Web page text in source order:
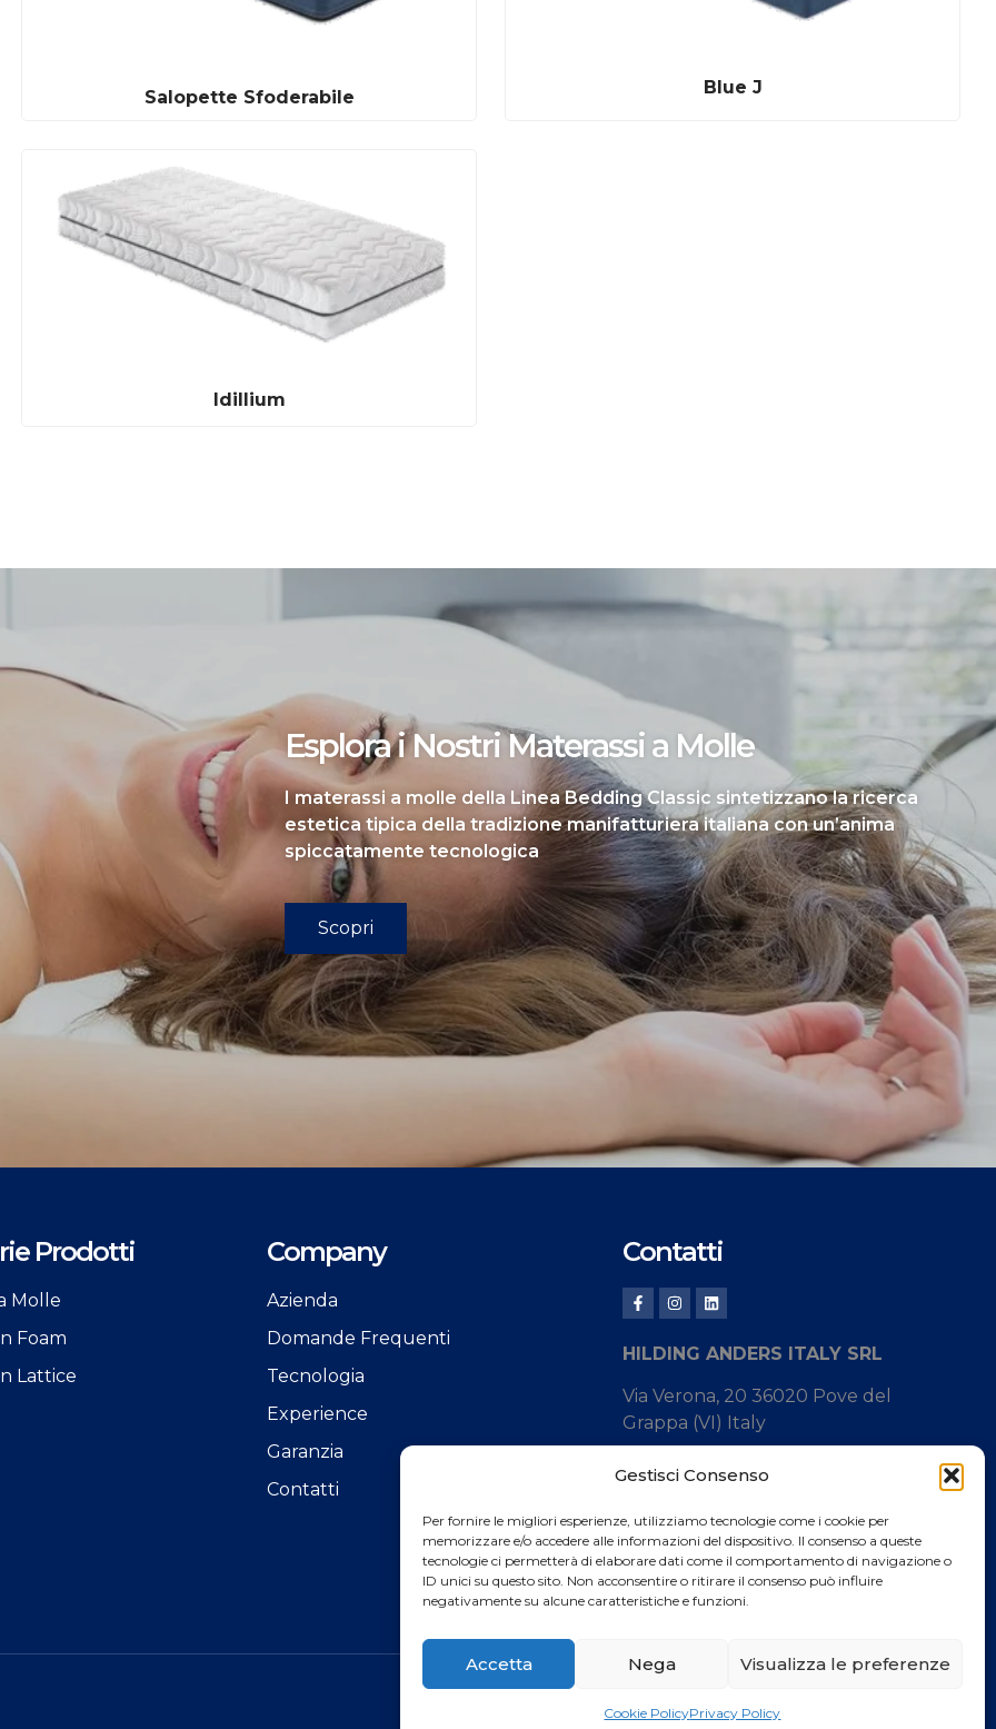
Gestisci Consenso
Per fornire le migliori esperienze, utilizziamo tecnologie come i cookie per
memorizzare e/o accedere alle informazioni del dispositivo. Il consenso a queste
tecnologie ci permetterà di elaborare dati come il comportamento di navigazione o
ID unici su questo sito. Non acconsentire o ritirare il consenso può influire
negativamente su alcune caratteristiche e funzioni.
Accetta Nega Visualizza le preferenze
Cookie PolicyPrivacy Policy
Salopette Sfoderabile
Blue J
Idillium
Esplora i Nostri Materassi a Molle
I materassi a molle della Linea Bedding Classic sintetizzano la ricerca
estetica tipica della tradizione manifatturiera italiana con un’anima
spiccatamente tecnologica
Scopri
Prodotti
Molle
Foam
Lattice
Company
Azienda
Domande Frequenti
Tecnologia
Experience
Garanzia
Contatti
Contatti
HILDING ANDERS ITALY SRL
Via Verona, 20 36020 Pove del
Grappa (VI) Italy
Tel. +39 0424 8008
Catalogo Prodotti
Privacy Policy Cookie Policy